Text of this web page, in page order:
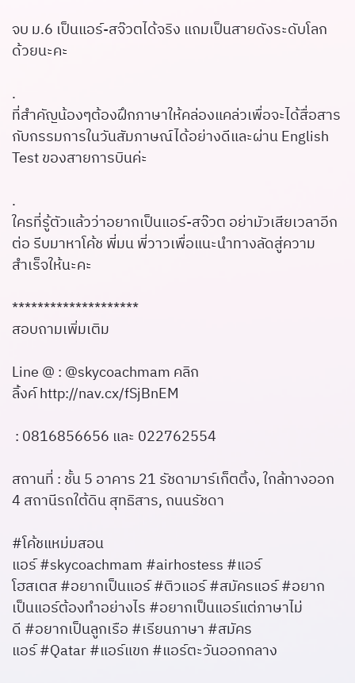
จบ ม.6 เป็นแอร์-สจ๊วตได้จริง แถมเป็นสายดังระดับโลก
ด้วยนะคะ
.
ที่สำคัญน้องๆต้องฝึกภาษาให้คล่องแคล่วเพื่อจะได้สื่อสาร
กับกรรมการในวันสัมภาษณ์ได้อย่างดีและผ่าน English
Test ของสายการบินค่ะ
.
ใครที่รู้ตัวแล้วว่าอยากเป็นแอร์-สจ๊วต อย่ามัวเสียเวลาอีก
ต่อ รีบมาหาโค้ช พี่มน พี่วาวเพื่อแนะนำทางลัดสู่ความ
สำเร็จให้นะคะ
********************
สอบถามเพิ่มเติม
Line @ : @skycoachmam คลิก
ลิ้งค์http://nav.cx/fSjBnEM
: 0816856656 และ 022762554
สถานที่ : ชั้น 5 อาคาร 21 รัชดามาร์เก็ตติ้ง, ใกล้ทางออก
4 สถานีรถใต้ดิน สุทธิสาร, ถนนรัชดา
#โค้ชแหม่มสอน
แอร์ #skycoachmam #airhostess #แอร์
โฮสเตส #อยากเป็นแอร์ #ติวแอร์ #สมัครแอร์ #อยาก
เป็นแอร์ต้องทำอย่างไร #อยากเป็นแอร์แต่ภาษาไม่
ดี #อยากเป็นลูกเรือ #เรียนภาษา #สมัคร
แอร์ #Qatar #แอร์แขก #แอร์ตะวันออกกลาง